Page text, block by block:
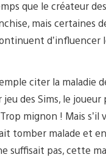
que le créateur
mais certaines
d’influencer
citer la maladie
jeu des Sims, le
mignon ! Mais s’il
tomber malade et
suffisait pas, cette